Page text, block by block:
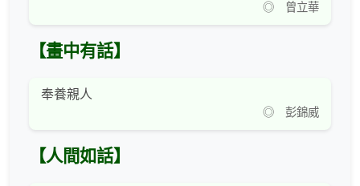
◎ 曾立華
【畫中有話】
奉養親人
◎ 彭錦威
【人間如話】